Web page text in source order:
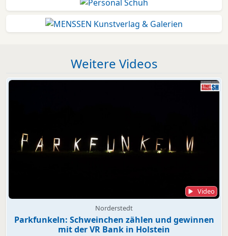
Weitere Videos
Video
Norderstedt
Parkfunkeln: Schweinchen zählen und gewinnen
mit der VR Bank in Holstein